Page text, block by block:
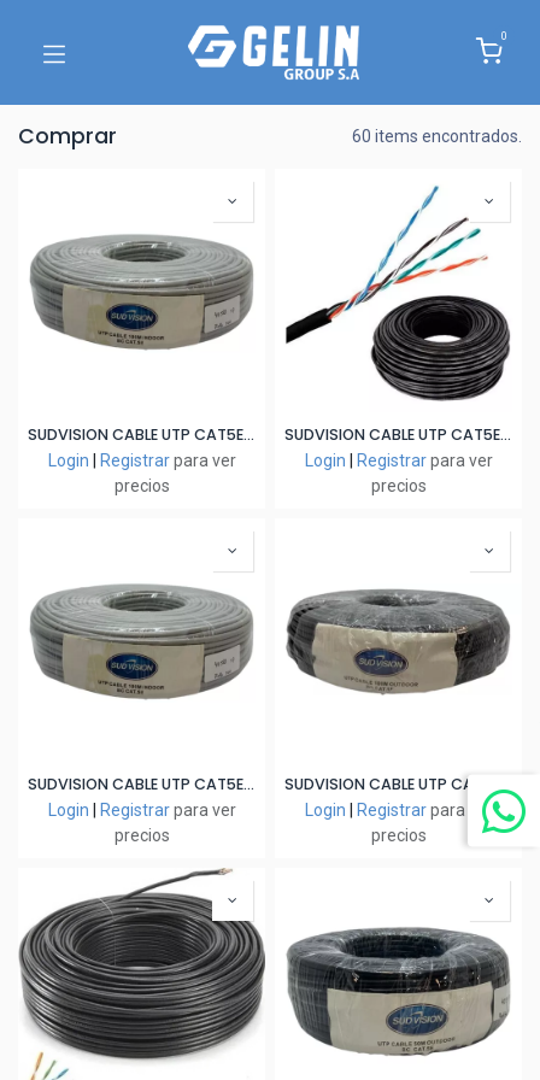
0
Comprar 60 items encontrados.
SUDVISION CABLE UTP CAT5E INTERIOR 100MT 70% COBRE CCA
Login Registrar para ver
precios
SUDVISION CABLE UTP CAT5E INTERIOR 305MT 70% COBRE CCA
Login Registrar para ver
precios
SUDVISION CABLE UTP CAT5E EXTERIOR 100MT 100% COBRE BC
Login Registrar para ver
precios
Login Registrar para ver
precios